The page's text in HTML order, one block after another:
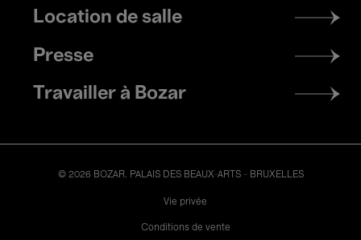
Location de salle
Presse
Travailler à Bozar
© 2026 BOZAR. PALAIS DES BEAUX-ARTS - BRUXELLES
Vie privée
Conditions de vente